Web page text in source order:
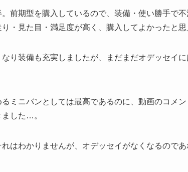
前期型を購入しているので、装備・使い勝手で
・見た目・満足度が高く、購入してよかったと思
り装備も充実しましたが、まだまだオデッセイ
ミニバンとしては最高であるのに、動画のコメ
した…。
はわかりませんが、オデッセイがなくなるので